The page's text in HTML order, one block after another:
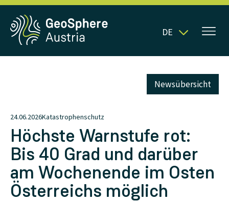
DE
24.06.2026Katastrophenschutz
Newsübersicht
Höchste Warnstufe rot:
Bis 40 Grad und darüber
am Wochenende im Osten
Österreichs möglich